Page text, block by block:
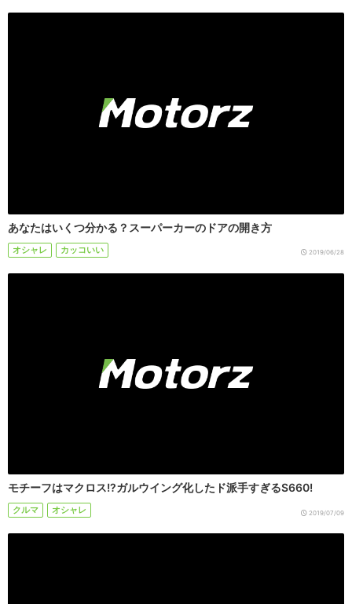
あなたはいくつ分かる？スーパーカーのドアの開き方
オシャレ カッコいい 2019/06/28
モチーフはマクロス!?ガルウイング化したド派手すぎるS660!
クルマ オシャレ 2019/07/09